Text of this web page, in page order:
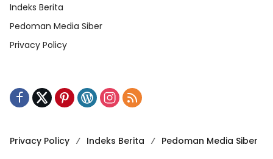
Indeks Berita
Pedoman Media Siber
Privacy Policy
Privacy Policy Indeks Berita
Pedoman Media Siber